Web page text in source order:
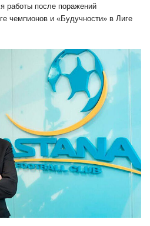
работы после поражений
чемпионов и «Будучности» в Лиге